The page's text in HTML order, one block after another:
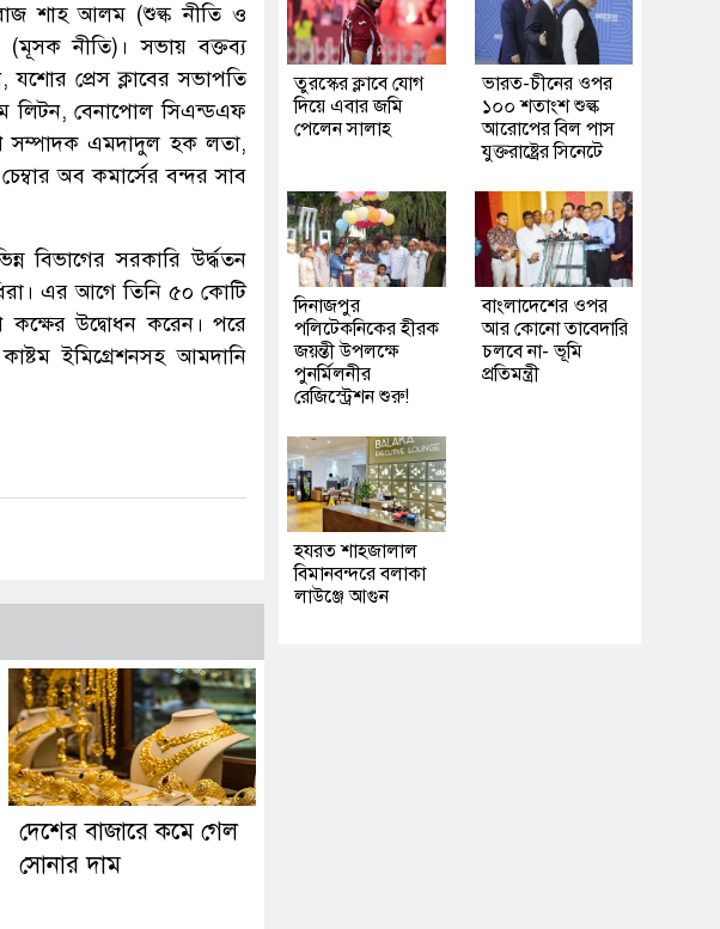
শাহ আলম (শুল্ক নীতি ও
নীতি)। সভায় বক্তব্য
যশোর প্রেস ক্লাবের সভাপতি
লিটন, বেনাপোল সিএন্ডএফ
সম্পাদক এমদাদুল হক লতা,
অব কমার্সের বন্দর সাব
বিভাগের সরকারি উর্দ্ধতন
এর আগে তিনি ৫০ কোটি
কক্ষের উদ্বোধন করেন। পরে
ইমিগ্রেশনসহ আমদানি
দেশের বাজারে কমে গেল
সোনার দাম
তুরস্কের ক্লাবে যোগ
দিয়ে এবার জমি
পেলেন সালাহ
ভারত-চীনের ওপর
১০০ শতাংশ শুল্ক
আরোপের বিল পাস
যুক্তরাষ্ট্রের সিনেটে
দিনাজপুর
পলিটেকনিকের হীরক
জয়ন্তী উপলক্ষে
পুনর্মিলনীর
রেজিস্ট্রেশন শুরু!
বাংলাদেশের ওপর
আর কোনো তাবেদারি
চলবে না- ভূমি
প্রতিমন্ত্রী
হযরত শাহজালাল
বিমানবন্দরে বলাকা
লাউঞ্জে আগুন